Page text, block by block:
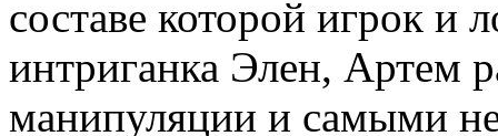
составе которой игрок и
интриганка Элен, Артем
манипуляции и самыми